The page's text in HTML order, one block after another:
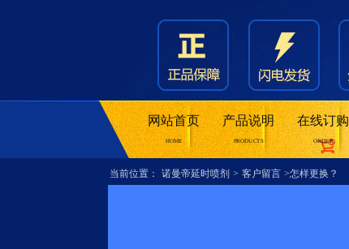
网站首页
HOME
产品说明
PRODUCTS
在线订购
ORDER
当前位置： 诺曼帝延时喷剂 > 客户留言 >怎样更换？